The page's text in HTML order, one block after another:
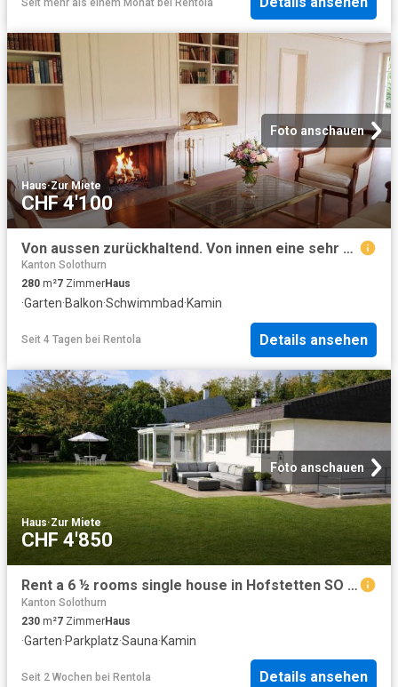
Foto anschauen
Haus·Zur Miete
CHF 4'100
Von aussen zurückhaltend. Von innen eine sehr private 7.5 Zimmer Villa mit grossem Pool und schönem Garten
Kanton Solothurn
280 m²7 ZimmerHaus
·Garten·Balkon·Schwimmbad·Kamin
Seit 4 Tagen bei Rentola Details ansehen
Foto anschauen
Haus·Zur Miete
CHF 4'850
Rent a 6 ½ rooms single house in Hofstetten SO Flatfox
Kanton Solothurn
230 m²7 ZimmerHaus
·Garten·Parkplatz·Sauna·Kamin
Seit 2 Wochen bei Rentola Details ansehen